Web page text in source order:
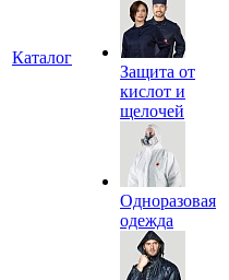
Каталог
Защита от
кислот и
щелочей
Одноразовая
одежда